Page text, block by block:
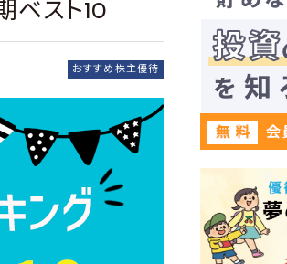
ベスト10
おすすめ株主優待